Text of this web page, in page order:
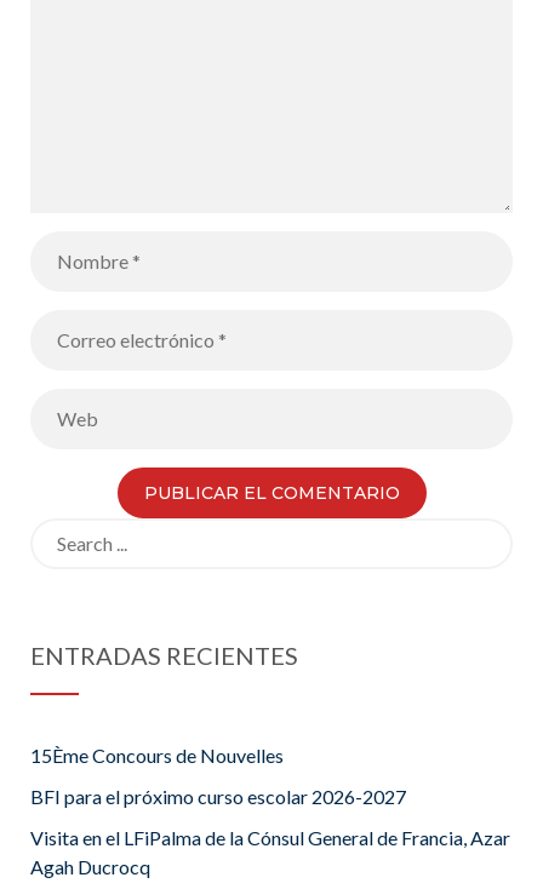
ENTRADAS RECIENTES
15Ème Concours de Nouvelles
BFI para el próximo curso escolar 2026-2027
Visita en el LFiPalma de la Cónsul General de Francia, Azar
Agah Ducrocq